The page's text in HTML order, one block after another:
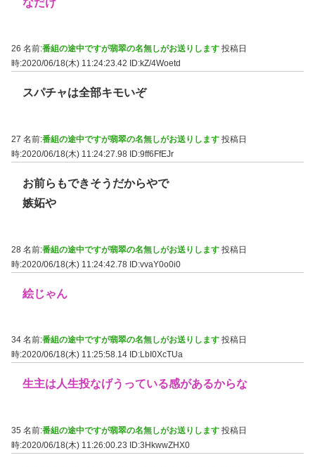
26 名前:番組の途中ですが翡翠の名無しがお送りします 投稿日
時:2020/06/18(木) 11:24:23.42
ID:kZ/4Woetd
スパチャは全部キモいぞ
27 名前:番組の途中ですが翡翠の名無しがお送りします 投稿日
時:2020/06/18(木) 11:24:27.98 ID:9ff6FfEJr
お前らもできそうだからやで
嫉妬や
28 名前:番組の途中ですが翡翠の名無しがお送りします 投稿日
時:2020/06/18(木) 11:24:42.78 ID:vvaY0o0i0
絵じゃん
34 名前:番組の途中ですが翡翠の名無しがお送りします 投稿日
時:2020/06/18(木) 11:25:58.14 ID:LbI0XcTUa
生主は人生投なげうっている感があるからな
35 名前:番組の途中ですが翡翠の名無しがお送りします 投稿日
時:2020/06/18(木) 11:26:00.23 ID:3HkwwZHX0